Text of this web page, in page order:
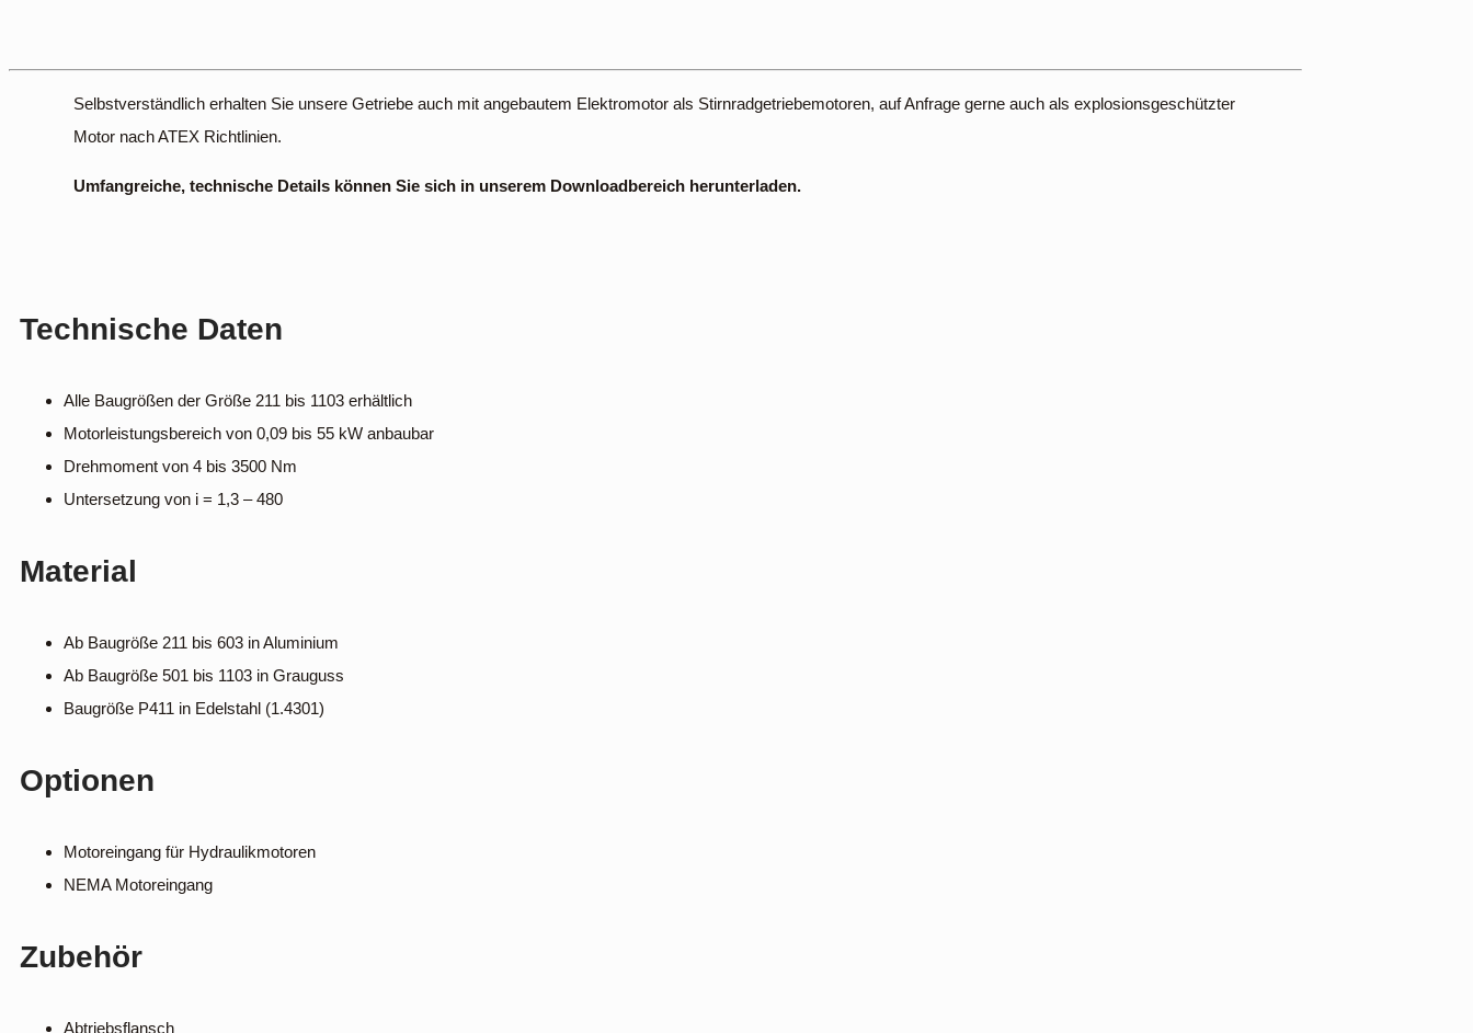
Selbstverständlich erhalten Sie unsere Getriebe auch mit angebautem Elektromotor als Stirnradgetriebemotoren, auf Anfrage gerne auch als explosionsgeschützter
Motor nach ATEX Richtlinien.
Umfangreiche, technische Details können Sie sich in unserem Downloadbereich herunterladen.
Technische Daten
Alle Baugrößen der Größe 211 bis 1103 erhältlich
Motorleistungsbereich von 0,09 bis 55 kW anbaubar
Drehmoment von 4 bis 3500 Nm
Untersetzung von i = 1,3 – 480
Material
Ab Baugröße 211 bis 603 in Aluminium
Ab Baugröße 501 bis 1103 in Grauguss
Baugröße P411 in Edelstahl (1.4301)
Optionen
Motoreingang für Hydraulikmotoren
NEMA Motoreingang
Zubehör
Abtriebsflansch